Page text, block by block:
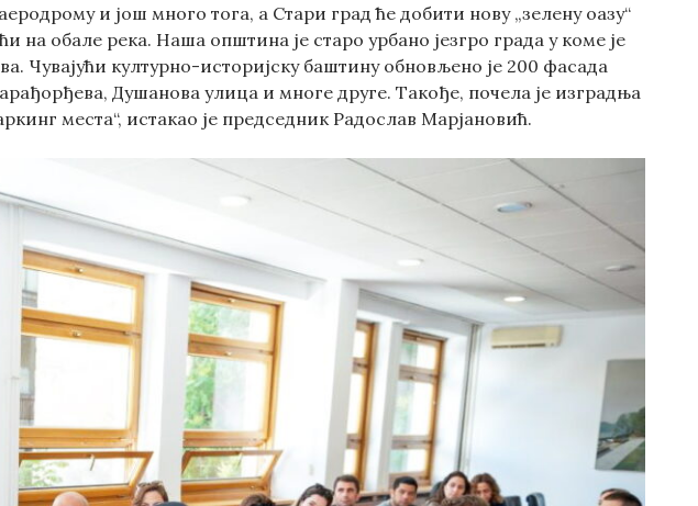
и још много тога, а Стари град ће добити нову „зелену оазу“
на обале река. Наша општина је старо урбано језгро града у коме је
Чувајући културно-историјску баштину обновљено је 200 фасада
Душанова улица и многе друге. Такође, почела је изградња
места“, истакао је председник Радослав Марјановић.